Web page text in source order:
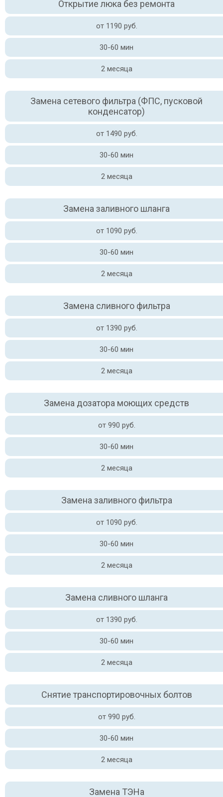
Открытие люка без ремонта
от 1190 руб.
30-60 мин
2 месяца
Замена сетевого фильтра (ФПС, пусковой
конденсатор)
от 1490 руб.
30-60 мин
2 месяца
Замена заливного шланга
от 1090 руб.
30-60 мин
2 месяца
Замена сливного фильтра
от 1390 руб.
30-60 мин
2 месяца
Замена дозатора моющих средств
от 990 руб.
30-60 мин
2 месяца
Замена заливного фильтра
от 1090 руб.
30-60 мин
2 месяца
Замена сливного шланга
от 1390 руб.
30-60 мин
2 месяца
Снятие транспортировочных болтов
от 990 руб.
30-60 мин
2 месяца
Замена ТЭНа